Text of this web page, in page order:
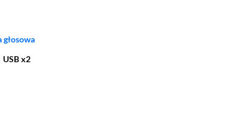
warstwę
głosowa
USB x2